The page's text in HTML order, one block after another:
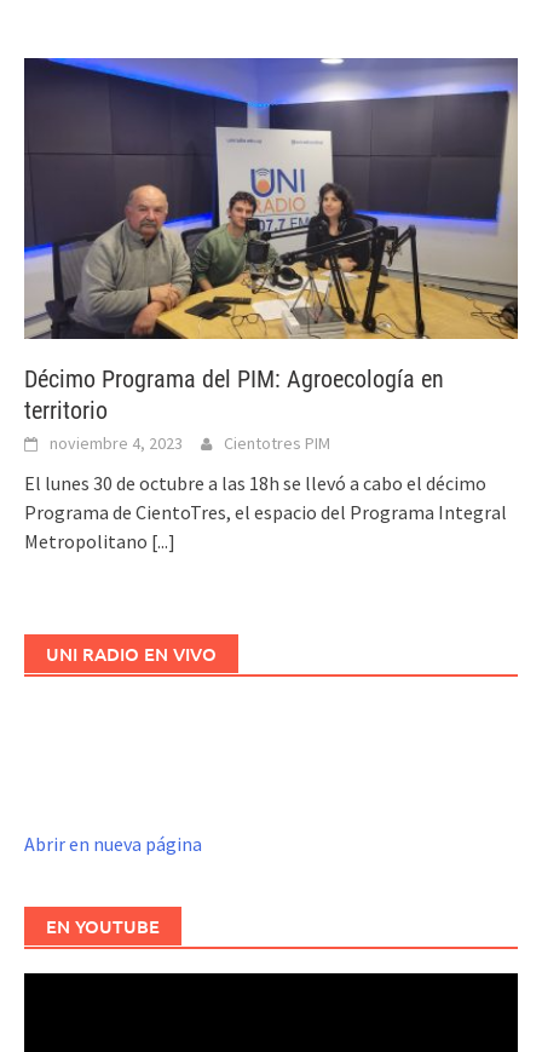
Décimo Programa del PIM: Agroecología en
territorio
noviembre 4, 2023 Cientotres PIM
El lunes 30 de octubre a las 18h se llevó a cabo el décimo
Programa de CientoTres, el espacio del Programa Integral
Metropolitano [...]
UNI RADIO EN VIVO
Abrir en nueva página
EN YOUTUBE